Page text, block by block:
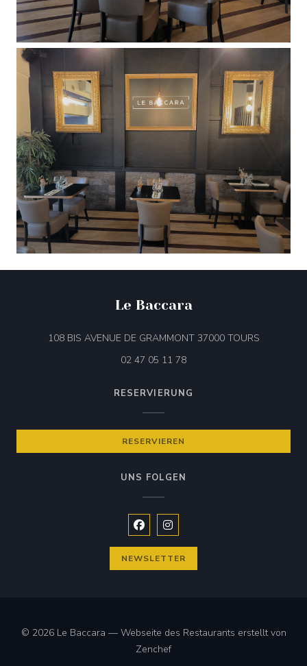
Le Baccara
108 BIS AVENUE DE GRAMMONT 37000 TOURS((öffnet
02 47 05 11 78
RESERVIERUNG
RESERVIEREN
UNS FOLGEN
Facebook ((öffnet ein neues
Instagram ((öffnet ein neues
NEWSLETTER
© 2026 Le Baccara — Webseite des Restaurants erstellt von
Zenchef((öffnet ein neues Fenster))